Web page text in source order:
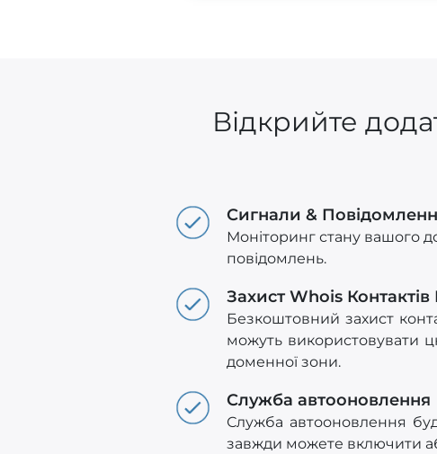
Відкрийте
Сигнали &
Моніторинг стану вашого
повідомлень.
Захист Whois
Безкоштовний захист
можуть використовувати
доменної зони.
Служба автооновлення
Служба автооновлення
завжди можете включити